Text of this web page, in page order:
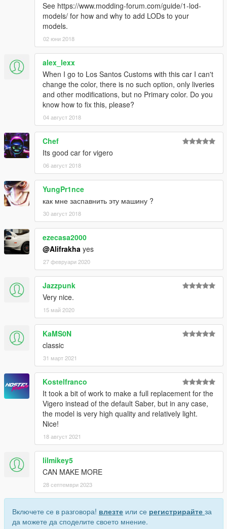
See https://www.modding-forum.com/guide/1-lod-
models/ for how and why to add LODs to your
models.
02 юни 2018
alex_lexx
When I go to Los Santos Customs with this car I can't
change the color, there is no such option, only liveries
and other modifications, but no Primary color. Do you
know how to fix this, please?
04 август 2018
Chef
Its good car for vigero
06 август 2018
YungPr1nce
как мне заспавнить эту машину ?
30 август 2018
ezecasa2000
@Alifrakha yes
27 февруари 2020
Jazzpunk
Very nice.
15 май 2020
KaMS0N
classic
31 март 2021
Kostelfranco
It took a bit of work to make a full replacement for the
Vigero instead of the default Saber, but in any case,
the model is very high quality and relatively light.
Nice!
18 август 2021
lilmikey5
CAN MAKE MORE
28 септември 2023
Включете се в разговора! влезте или се регистрирайте за
да можете да споделите своето мнение.